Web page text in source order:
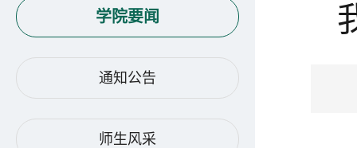
学院要闻
通知公告
师生风采